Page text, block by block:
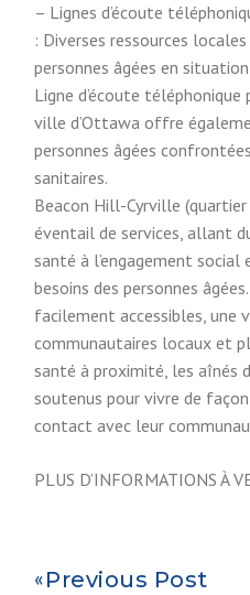
– Lignes d’écoute
: Diverses ressources
personnes âgées en
Ligne d’écoute
ville d’Ottawa offre
personnes âgées
sanitaires.
Beacon Hill-Cyrville
éventail de services, allant
santé à l’engagement
besoins des personnes
facilement accessibles, une
communautaires locaux et
santé à proximité, les aînés
soutenus pour vivre de
contact avec leur
PLUS D’INFORMATIONS À
Previous Post